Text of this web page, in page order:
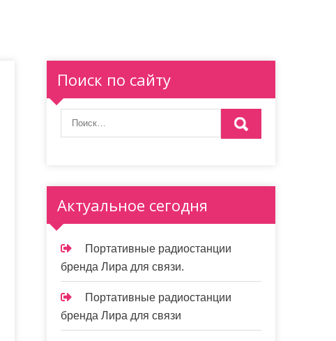
Поиск по сайту
Актуальное сегодня
Портативные радиостанции
бренда Лира для связи.
Портативные радиостанции
бренда Лира для связи